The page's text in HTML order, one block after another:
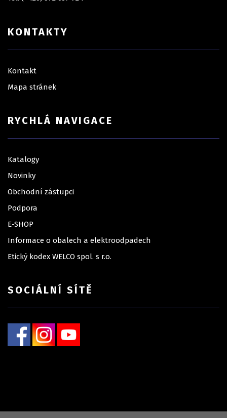
KONTAKTY
Kontakt
Mapa stránek
RYCHLÁ NAVIGACE
Katalogy
Novinky
Obchodní zástupci
Podpora
E-SHOP
Informace o obalech a elektroodpadech
Etický kodex WELCO spol. s r.o.
SOCIÁLNÍ SÍTĚ